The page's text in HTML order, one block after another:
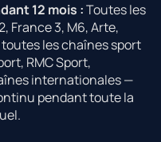
12 mois :Toutes les
France 3, M6, Arte,
toutes les chaînes sport
RMC Sport,
internationales —
pendant toute la